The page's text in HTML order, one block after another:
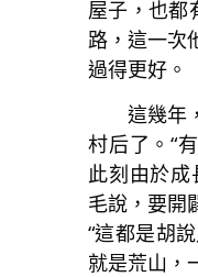
屋子，也都
路，這一次
過得更好。
這幾年，
村后了。“
此刻由於
毛說，要開
“這都是胡
就是荒山，